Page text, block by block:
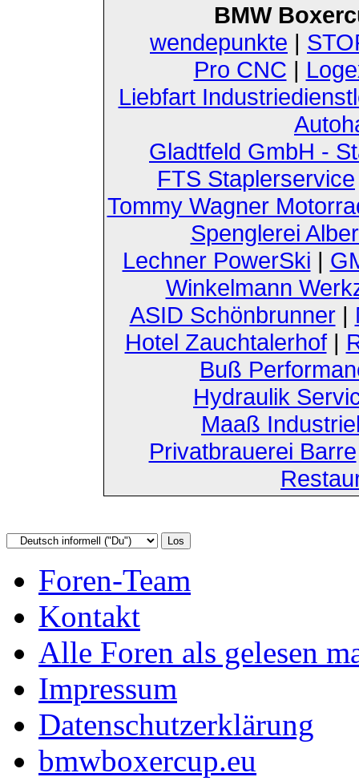
BMW
wendepunkte |
Pro CNC |
Liebfart
Gladtfeld GmbH -
FTS Staplerservice
Tommy Wagner
Spenglerei
Lechner PowerSki |
Winkelmann
ASID Schönbrunner|
Hotel Zauchtalerhof|
Buß
Hydraulik
Maaß
Privatbrauerei Barre
Foren-Team
Kontakt
Alle Foren als gelesen
Impressum
Datenschutzerklärung
bmwboxercup.eu